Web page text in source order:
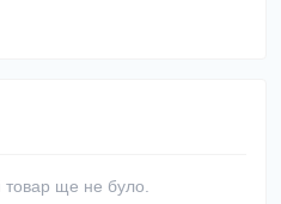
товар ще не було.